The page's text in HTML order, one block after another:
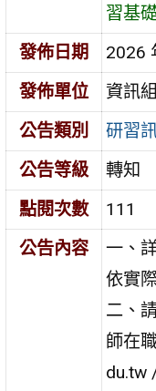
習基
發佈日期
2026
發佈單位
資訊組
公告類別
研習
公告等級
轉知
點閱次數
111
公告內容
一、
依實
二、
師在
du.tw